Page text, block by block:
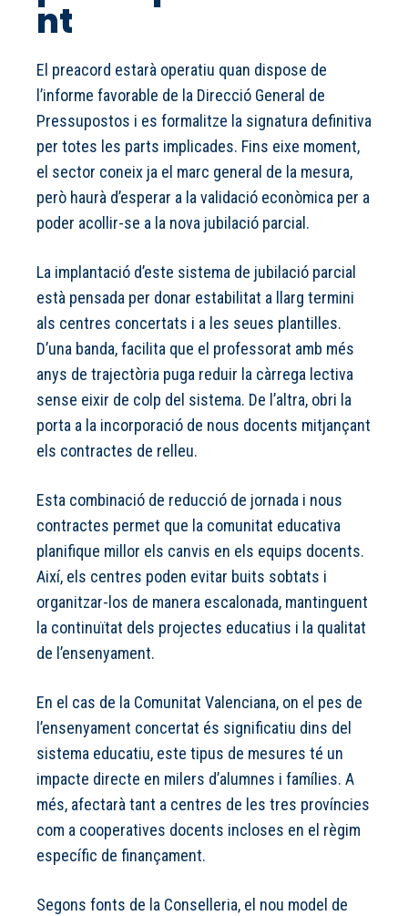
nt
El preacord estarà operatiu quan dispose de
l’informe favorable de la Direcció General de
Pressupostos i es formalitze la signatura definitiva
per totes les parts implicades. Fins eixe moment,
el sector coneix ja el marc general de la mesura,
però haurà d’esperar a la validació econòmica per a
poder acollir-se a la nova jubilació parcial.
La implantació d’este sistema de jubilació parcial
està pensada per donar estabilitat a llarg termini
als centres concertats i a les seues plantilles.
D’una banda, facilita que el professorat amb més
anys de trajectòria puga reduir la càrrega lectiva
sense eixir de colp del sistema. De l’altra, obri la
porta a la incorporació de nous docents mitjançant
els contractes de relleu.
Esta combinació de reducció de jornada i nous
contractes permet que la comunitat educativa
planifique millor els canvis en els equips docents.
Així, els centres poden evitar buits sobtats i
organitzar-los de manera escalonada, mantinguent
la continuïtat dels projectes educatius i la qualitat
de l’ensenyament.
En el cas de la Comunitat Valenciana, on el pes de
l’ensenyament concertat és significatiu dins del
sistema educatiu, este tipus de mesures té un
impacte directe en milers d’alumnes i famílies. A
més, afectarà tant a centres de les tres províncies
com a cooperatives docents incloses en el règim
específic de finançament.
Segons fonts de la Conselleria, el nou model de